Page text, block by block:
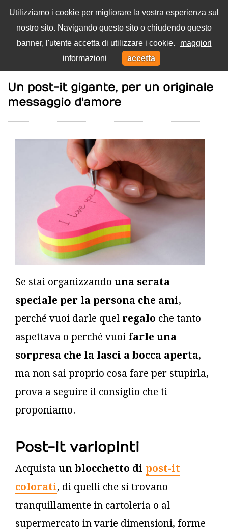
Utilizziamo i cookie per migliorare la vostra esperienza sul
nostro sito. Navigando questo sito o chiudendo questo
banner, l'utente accetta di utilizzare i cookie.
maggiori
informazioni
accetta
Menu
Un post-it gigante, per un originale
messaggio d'amore
Se stai organizzando una serata
speciale per la persona che ami,
perché vuoi darle quel regalo che tanto
aspettava o perché vuoi farle una
sorpresa che la lasci a bocca aperta,
ma non sai proprio cosa fare per stupirla,
prova a seguire il consiglio che ti
proponiamo.
Post-it variopinti
Acquista un blocchetto di post-it
colorati, di quelli che si trovano
tranquillamente in cartoleria o al
supermercato in varie dimensioni, forme